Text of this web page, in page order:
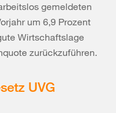
gemeldeten
um 6,9 Prozent
Wirtschaftslage
zurückzuführen.
UVG